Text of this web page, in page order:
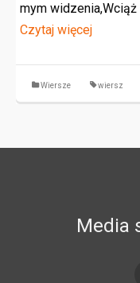
mym
Czytaj więcej
Wiersze wiersz
Media